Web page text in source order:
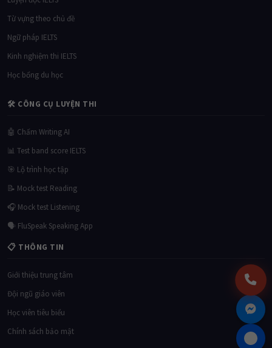
Từ vựng theo chủ đề
Ngữ pháp IELTS
Kinh nghiệm thi IELTS
Học bổng du học
🛠 CÔNG CỤ LUYỆN THI
🤖 Chấm Writing AI
📊 Test band score IELTS
🎯 Lộ trình học tập
📝 Mock test Reading
🎧 Mock test Listening
🗣 FluSpeak Speaking App
📋 THÔNG TIN
Giới thiệu trung tâm
Đội ngũ giáo viên
Học viên tiêu biểu
Chính sách bảo mật